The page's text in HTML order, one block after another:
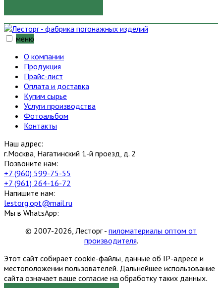
меню
О компании
Продукция
Прайс-лист
Оплата и доставка
Купим сырье
Услуги производства
Фотоальбом
Контакты
Наш адрес:
г.Москва, Нагатинский 1-й проезд, д. 2
Позвоните нам:
+7 (960) 599-75-55
+7 (961) 264-16-72
Напишите нам:
lestorg.opt@mail.ru
Мы в WhatsApp:
© 2007-2026, Лесторг - пиломатериалы оптом от
производителя.
Этот сайт собирает cookie-файлы, данные об IP-адресе и
местоположении пользователей. Дальнейшее использование
сайта означает ваше согласие на обработку таких данных.